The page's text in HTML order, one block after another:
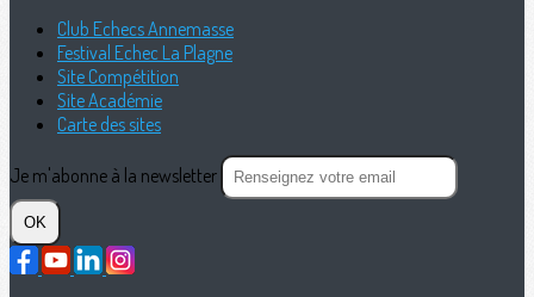
Club Echecs Annemasse
Festival Echec La Plagne
Site Compétition
Site Académie
Carte des sites
Je m'abonne à la newsletter
OK